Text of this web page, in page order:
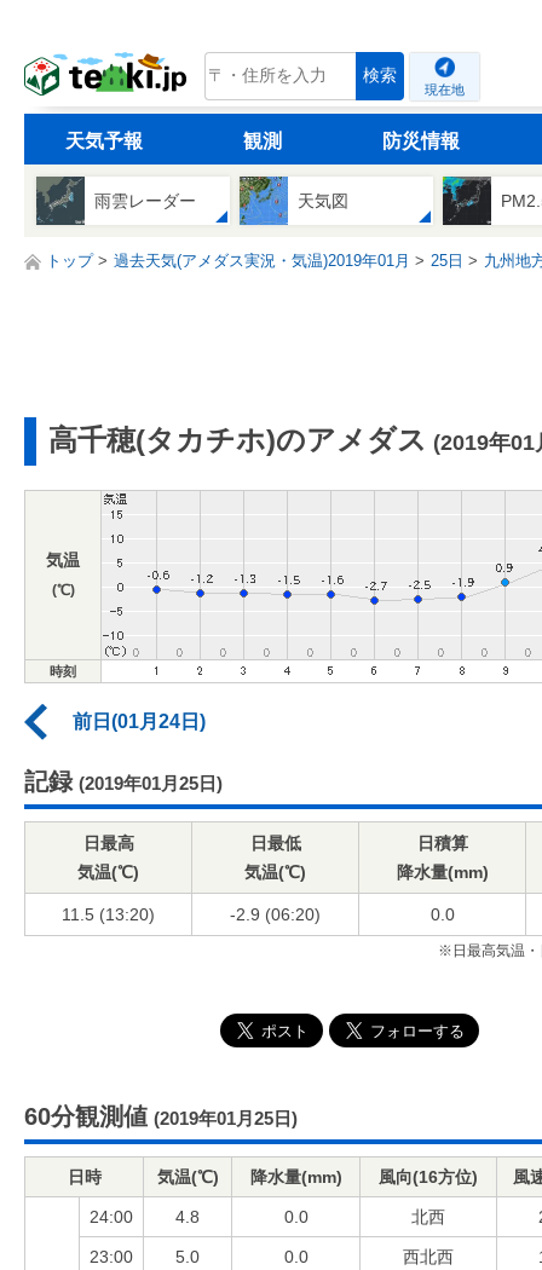
tenki.jp 検索
現在地
天気予報 観測 防災情報
雨雲レーダー 天気図
トップ 過去天気(アメダス実況・気温)2019年01月 25日 九州地
高千穂(タカチホ)のアメダス (2019年01
気温
(℃)
時刻
前日(01月24日)
記録 (2019年01月25日)
日最高
気温(℃)
日最低
気温(℃)
日積算
降水量(mm)
11.5 (13:20) -2.9 (06:20) 0.0
※日最高気温・
60分観測値 (2019年01月25日)
日時 気温(℃) 降水量(mm) 風向(16方位) 風
24:00 4.8 0.0 北西
23:00 5.0 0.0 西北西